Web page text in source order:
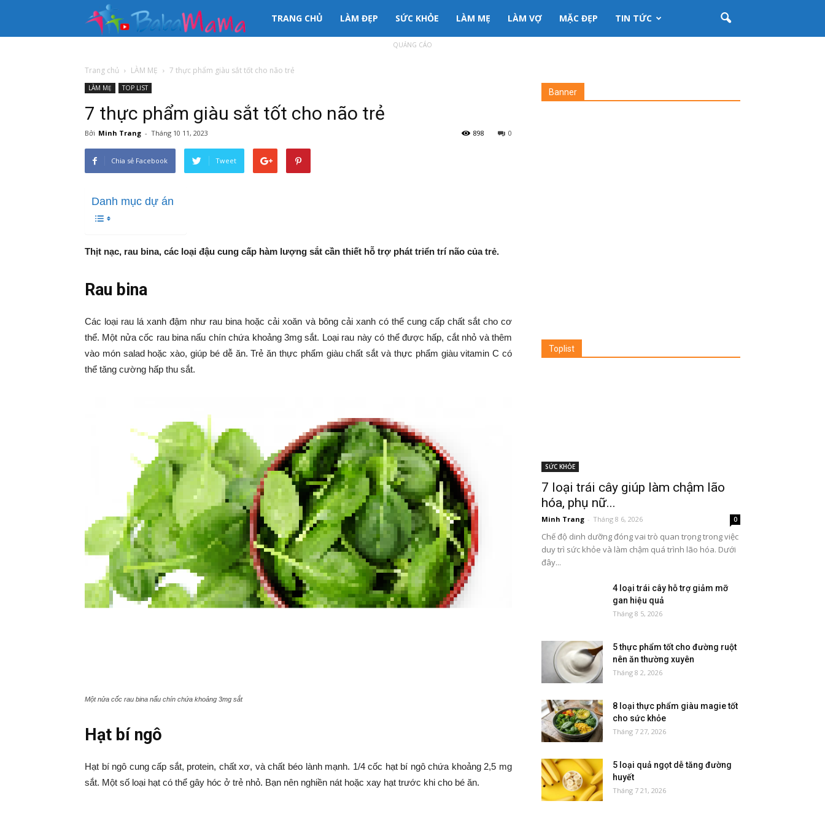
333mama
Mẹ
tức
–
333
Ma
Ma
TRANG CHỦ LÀM ĐẸP SỨC KHỎE LÀM MẸ LÀM VỢ MẶC ĐẸP TIN TỨC
QUẢNG CÁO
Trang chủ LÀM MẸ 7 thực phẩm giàu sắt tốt cho não trẻ
LÀM MẸ TOP LIST
7 thực phẩm giàu sắt tốt cho não trẻ
Bởi Minh Trang - Tháng 10 11, 2023 0
898
Chia sẻ Facebook Tweet
Danh mục dự án
Thịt nạc, rau bina, các loại đậu cung cấp hàm lượng sắt cần thiết hỗ trợ phát triển trí não của trẻ.
Rau bina
Các loại rau lá xanh đậm như rau bina hoặc cải xoăn và bông cải xanh có thể cung cấp chất sắt cho cơ
thể. Một nửa cốc rau bina nấu chín chứa khoảng 3mg sắt. Loại rau này có thể được hấp, cắt nhỏ và thêm
vào món salad hoặc xào, giúp bé dễ ăn. Trẻ ăn thực phẩm giàu chất sắt và thực phẩm giàu vitamin C có
thể tăng cường hấp thu sắt.
Một nửa cốc rau bina nấu chín chứa khoảng 3mg sắt
Hạt bí ngô
Hạt bí ngô cung cấp sắt, protein, chất xơ, và chất béo lành mạnh. 1/4 cốc hạt bí ngô chứa khoảng 2,5 mg
sắt. Một số loại hạt có thể gây hóc ở trẻ nhỏ. Bạn nên nghiền nát hoặc xay hạt trước khi cho bé ăn.
Banner
Toplist
SỨC KHỎE
7 loại trái cây giúp làm chậm lão
hóa, phụ nữ...
Minh Trang - Tháng 8 6, 2026 0
Chế độ dinh dưỡng đóng vai trò quan trọng trong việc
duy trì sức khỏe và làm chậm quá trình lão hóa. Dưới
đây...
4 loại trái cây hỗ trợ giảm mỡ
gan hiệu quả
Tháng 8 5, 2026
5 thực phẩm tốt cho đường ruột
nên ăn thường xuyên
Tháng 8 2, 2026
8 loại thực phẩm giàu magie tốt
cho sức khỏe
Tháng 7 27, 2026
5 loại quả ngọt dễ tăng đường
huyết
Tháng 7 21, 2026